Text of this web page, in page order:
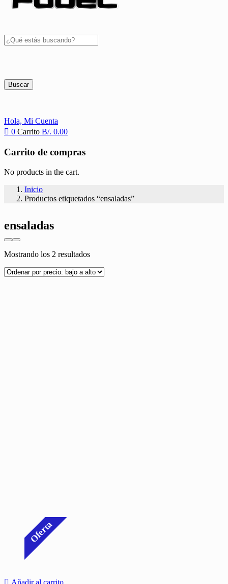
Buscar
Hola, Mi Cuenta
0 Carrito B/. 0.00
Carrito de compras
No products in the cart.
Inicio
Productos etiquetados “ensaladas”
ensaladas
Mostrando los 2 resultadosOrdenado
precio:
Oferta
Añadir al carrito